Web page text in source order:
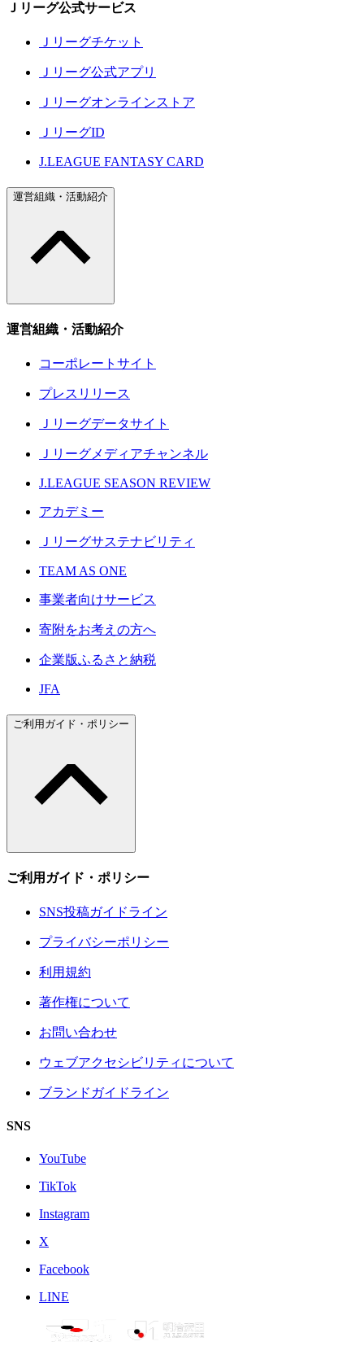
Ｊリーグ公式サービス
Ｊリーグチケット
Ｊリーグ公式アプリ
Ｊリーグオンラインストア
ＪリーグID
J.LEAGUE FANTASY CARD
運営組織・活動紹介
運営組織・活動紹介
コーポレートサイト
プレスリリース
Ｊリーグデータサイト
Ｊリーグメディアチャンネル
J.LEAGUE SEASON REVIEW
アカデミー
Ｊリーグサステナビリティ
TEAM AS ONE
事業者向けサービス
寄附をお考えの方へ
企業版ふるさと納税
JFA
ご利用ガイド・ポリシー
ご利用ガイド・ポリシー
SNS投稿ガイドライン
プライバシーポリシー
利用規約
著作権について
お問い合わせ
ウェブアクセシビリティについて
ブランドガイドライン
SNS
YouTube
TikTok
Instagram
X
Facebook
LINE